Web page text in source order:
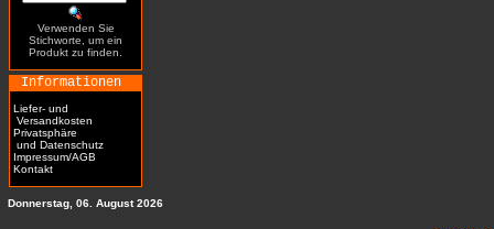
Verwenden Sie
Stichworte, um ein
Produkt zu finden.
Informationen
Liefer- und
Versandkosten
Privatsphäre
und Datenschutz
Impressum/AGB
Kontakt
Donnerstag, 06. August 2026